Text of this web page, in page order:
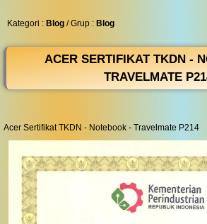
Kategori : Blog / Grup : Blog
ACER SERTIFIKAT TKDN -
TRAVELMATE
Acer Sertifikat TKDN - Notebook - Travelmate P214